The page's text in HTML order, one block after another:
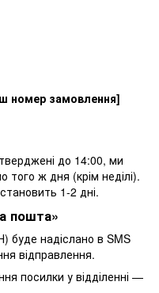
номер замовлення]
до 14:00, ми
того ж дня (крім неділі).
1-2 дні.
пошта»
буде надіслано в SMS
відправлення.
посилки у відділенні —